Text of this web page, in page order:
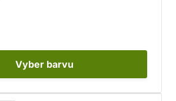
Vyber barvu